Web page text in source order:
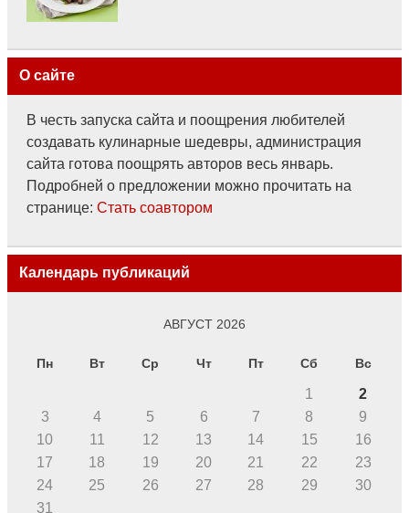
О сайте
В честь запуска сайта и поощрения любителей
создавать кулинарные шедевры, администрация
сайта готова поощрять авторов весь январь.
Подробней о предложении можно прочитать на
странице: Стать соавтором
Календарь публикаций
АВГУСТ 2026
Пн Вт Ср Чт Пт Сб Вс
1
2
3
4 5 6 7 8
9
10
11 12 13 14 15
16
17
18 19 20 21 22
23
24
25 26 27 28 29
30
31